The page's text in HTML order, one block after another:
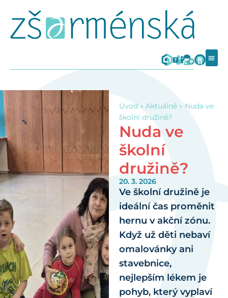
Úvod » Aktuálně» Nuda ve
školní družině?
Nuda ve
školní
družině?
20. 3. 2026
Ve školní družině je
ideální čas proměnit
hernu v akční zónu.
Když už děti nebaví
omalovánky ani
stavebnice,
nejlepším lékem je
pohyb, který vyplaví